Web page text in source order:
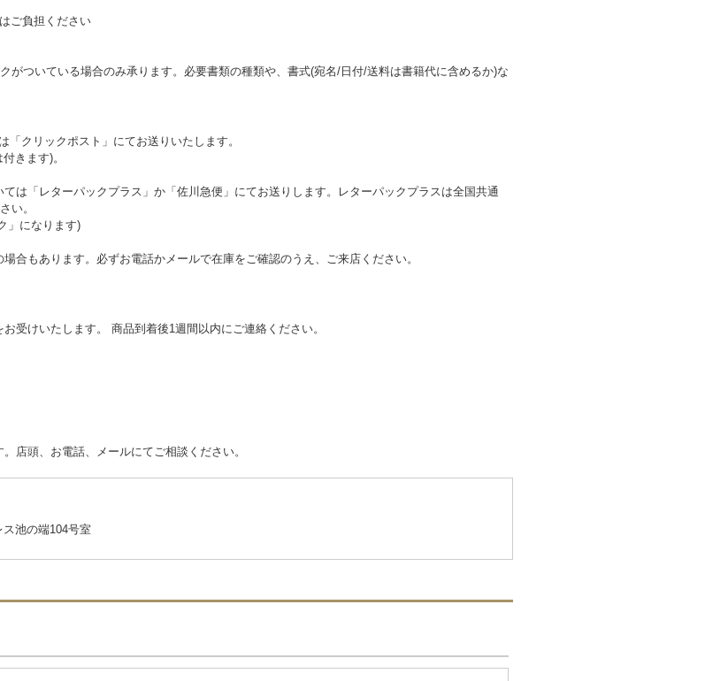
ご負担ください
がついている場合のみ承ります。必要書類の種類や、書式(宛名/日付/送料は書籍代に含めるか)な
クリックポスト」にてお送りいたします。
きます)。
は「レターパックプラス」か「佐川急便」にてお送りします。レターパックプラスは全国共通
い。
」になります)
合もあります。必ずお電話かメールで在庫をご確認のうえ、ご来店ください。
受けいたします。 商品到着後1週間以内にご連絡ください。
店頭、お電話、メールにてご相談ください。
池の端104号室